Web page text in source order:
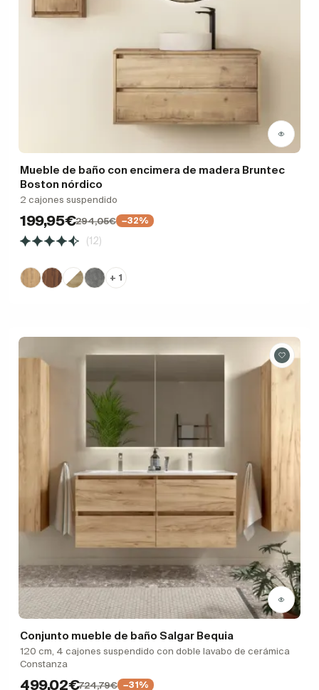
Mueble de baño con encimera de madera Bruntec
Boston nórdico
2 cajones suspendido
199,95€294,05€ −32%
(12)
+ 1
Conjunto mueble de baño Salgar Bequia
120 cm, 4 cajones suspendido con doble lavabo de cerámica
Constanza
499,02€724,79€ −31%